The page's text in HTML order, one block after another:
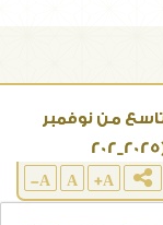
من نوفمبر
A+
A
A-